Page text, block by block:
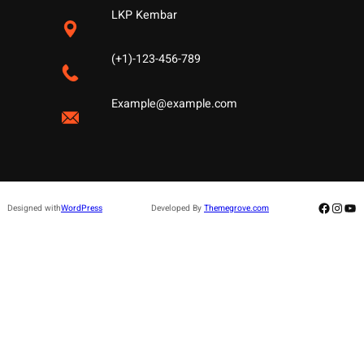
LKP Kembar
(+1)-123-456-789
Example@example.com
Designed withWordPress Developed By Themegrove.com